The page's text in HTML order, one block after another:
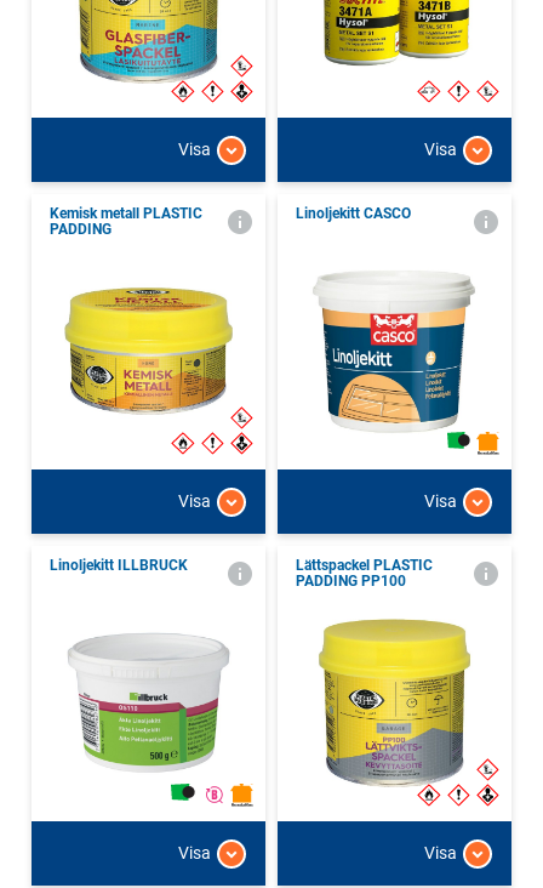
Visa Visa
Kemisk metall PLASTIC
PADDING
Visa
Linoljekitt CASCO
Visa
Linoljekitt ILLBRUCK
Visa
Lättspackel PLASTIC
PADDING PP100
Visa